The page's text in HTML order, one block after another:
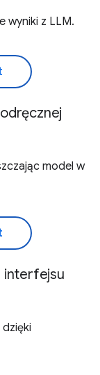
wyniki z LLM.
model w
interfejsu